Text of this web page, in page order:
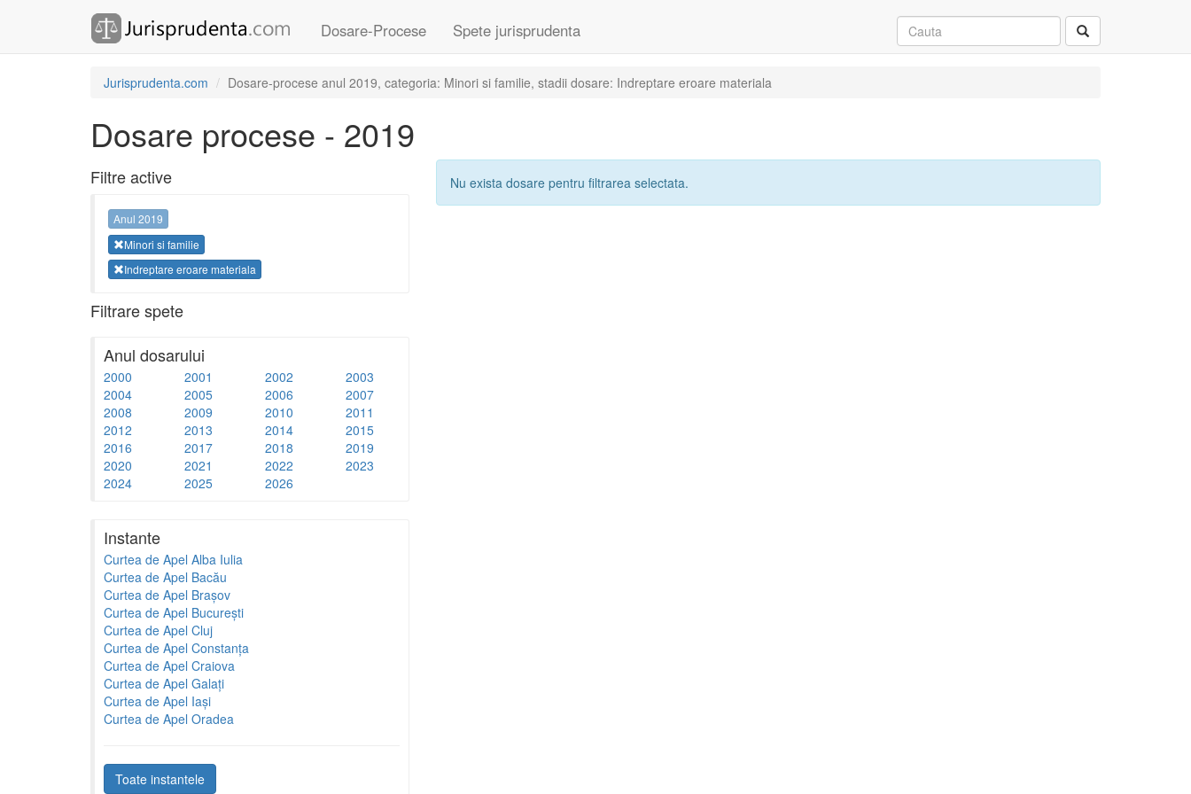
Dosare-Procese Spete jurisprudenta
Jurisprudenta.com Dosare-procese anul 2019, categoria: Minori si familie, stadii dosare: Indreptare eroare materiala
Dosare procese - 2019
Filtre active
Anul 2019
Minori si familie
Indreptare eroare materiala
Filtrare spete
Anul dosarului
2000 2001 2002
2003
2004
2005 2006
2007
2008
2009 2010
2011
2012
2013 2014
2015
2016
2017 2018
2019
2020
2021 2022
2023
2024
2025 2026
Instante
Curtea de Apel Alba Iulia
Curtea de Apel Bacău
Curtea de Apel Brașov
Curtea de Apel București
Curtea de Apel Cluj
Curtea de Apel Constanța
Curtea de Apel Craiova
Curtea de Apel Galați
Curtea de Apel Iași
Curtea de Apel Oradea
Toate instantele
Nu exista dosare pentru filtrarea selectata.